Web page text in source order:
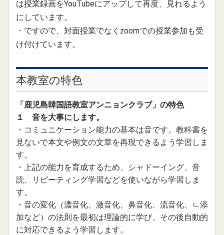
2023.05.12
2023年、７月開講入門クラスの募集を開始しました。
2023.05.05
山口綾音さんからの韓国通信（第１回）が届きました。
２０２３年３月・４月開講入門クラスの募集を開始しました
2023.01.18
KTS放送でアンニョンクラブが紹介されました。
2022.11.30
2023年、1月開講入門クラスの募集を開始しました。
2022.09.30
11開講入門クラスの募集を開始しました。
2022.08.01
９月開講入門クラスの募集を開始しました。
は授業録画をYouTubeにアップして再度、見れるよう
にしています。
・ですので、対面授業でなくzoomでの授業参加も受
け付けています。
本教室の特色
「鹿児島韓国語教室アンニョンクラブ」の特色
１ 音を大事にします。
・コミュニケーション能力の基本は音です。教科書を
見ないで本文や例文の文章を再現できるよう学習しま
す。
・上記の能力を育成するため、シャドーイング、音
読、リピーティング学習などを使いながら学習しま
す。
・音の変化（濃音化、激音化、鼻音化、流音化、
ㄴ添
加など）の法則を最初は理論的に学び、その後自動的
に対応できるよう学習します。